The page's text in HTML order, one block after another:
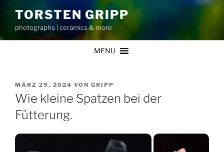
Inhalt
springen
TORSTEN GRIPP
photographs | ceramics & more
MENU
VERÖFFENTLICHT
AM
MÄRZ 29, 2024 VON GRIPP
Wie kleine Spatzen bei der
Fütterung.